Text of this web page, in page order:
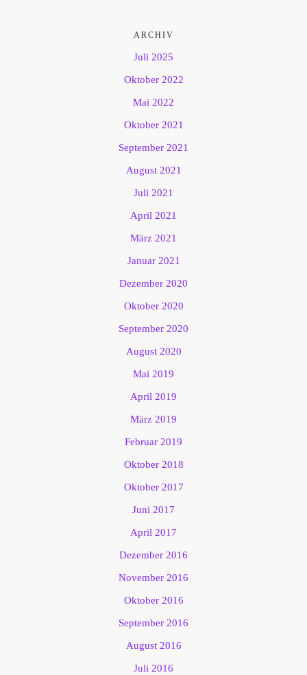
ARCHIV
Juli 2025
Oktober 2022
Mai 2022
Oktober 2021
September 2021
August 2021
Juli 2021
April 2021
März 2021
Januar 2021
Dezember 2020
Oktober 2020
September 2020
August 2020
Mai 2019
April 2019
März 2019
Februar 2019
Oktober 2018
Oktober 2017
Juni 2017
April 2017
Dezember 2016
November 2016
Oktober 2016
September 2016
August 2016
Juli 2016